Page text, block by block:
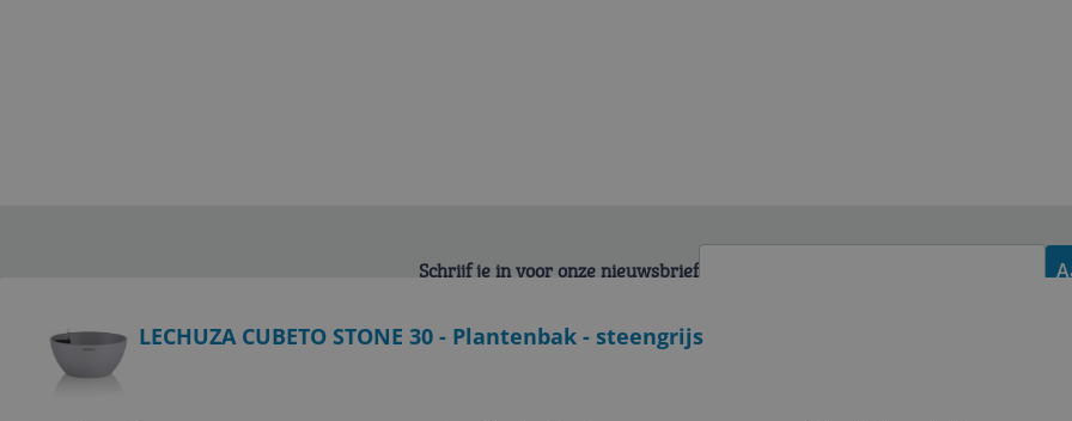
LECHUZA CUBETO STONE 30 - Plantenbak - steengrijs
Schrijf je in voor onze nieuwsbrief